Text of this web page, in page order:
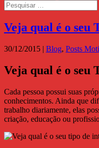
Veja qual é o seu
30/12/2015 | Blog, Posts
Veja qual é o seu
Cada pessoa possui suas
conhecimentos. Ainda que
trabalho diariamente, elas
criação, educação ou